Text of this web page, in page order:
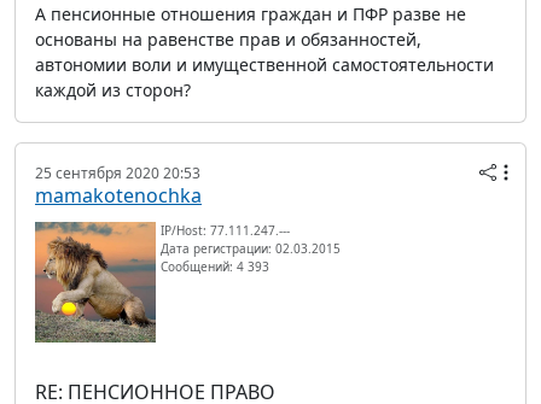
А пенсионные отношения граждан и ПФР разве не
основаны на равенстве прав и обязанностей,
автономии воли и имущественной самостоятельности
каждой из сторон?
25 сентября 2020 20:53
mamakotenochka
IP/Host: 77.111.247.---
Дата регистрации: 02.03.2015
Сообщений: 4 393
RE: ПЕНСИОННОЕ ПРАВО